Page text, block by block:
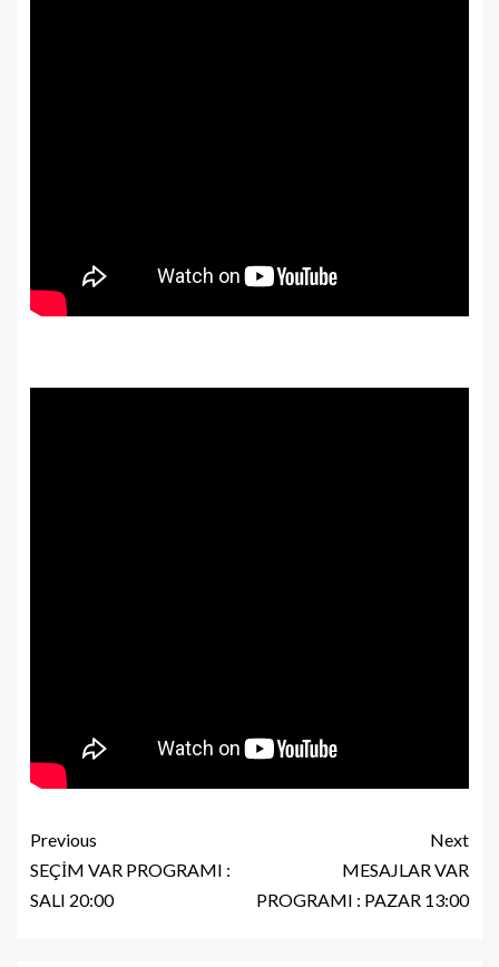
Previous
SEÇİM VAR PROGRAMI :
SALI 20:00
Next
MESAJLAR VAR
PROGRAMI : PAZAR 13:00